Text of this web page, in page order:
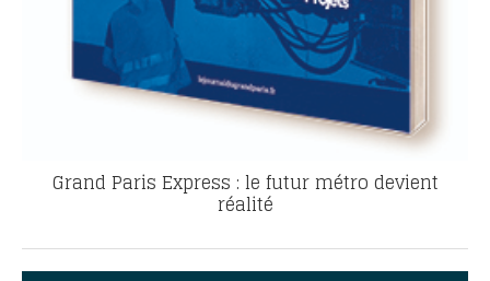
Grand Paris Express : le futur métro devient
réalité